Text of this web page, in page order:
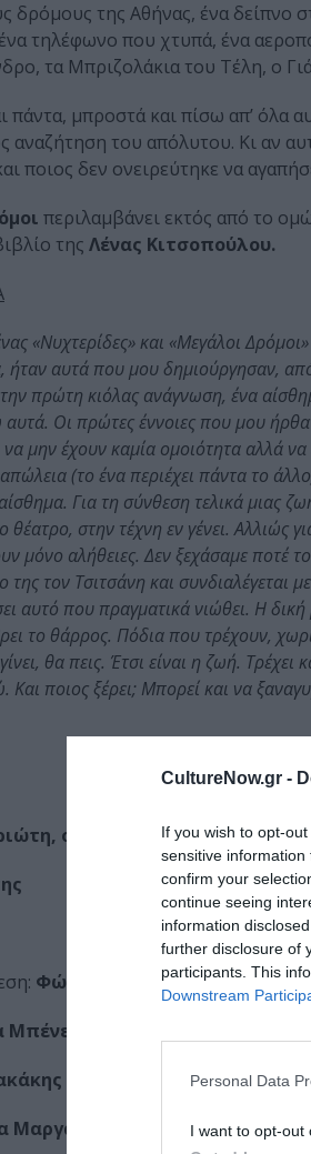
CultureNow.gr -
If you wish to opt-
sensitive
confirm your
continue seeing
information
further disclosure of
participants. This
Downstream
Personal Data
I want to opt-out
δρόμους της Αθήνας, ένα δείπνο
τηλέφωνο που χτυπά, ένα
τα Μπριζολάκια του Τέλη, ο
μπροστά και πίσω απ’ όλα
αναζήτηση του απόλυτου. Κι αν
ποιος δεν ονειρεύτηκε να
περιλαμβάνει εκτός από το
της Λένας Κιτσοπούλου.
«Νυχτερίδες» και «Μεγάλοι
ήταν αυτά που μου δημιούργησαν,
πρώτη κιόλας ανάγνωση, ένα
αυτά. Οι πρώτες έννοιες που μου
μην έχουν καμία ομοιότητα αλλά
(το ένα περιέχει πάντα το
Για τη σύνθεση τελικά μιας
στην τέχνη εν γένει. Αλλιώς
μόνο αλήθειες. Δεν ξεχάσαμε ποτέ
της τον Τσιτσάνη και
αυτό που πραγματικά νιώθει. Η
το θάρρος. Πόδια που τρέχουν,
θα πεις. Έτσι είναι η ζωή.
ποιος ξέρει; Μπορεί και να
ομάδα T.d.S. (Terre de
Φώτης Σιώτας
Μπένετ, Χαρά Κότσαλη
Μαργαρίτη